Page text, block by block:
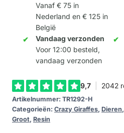
Decoupage
aantal
Vanaf € 75 in
Nederland en € 125 in
België
Vandaag verzonden
Voor 12:00 besteld,
vandaag verzonden
Artikelnummer: TR1292-H
Categorieën: Crazy Giraffes, Dieren,
Groot, Resin